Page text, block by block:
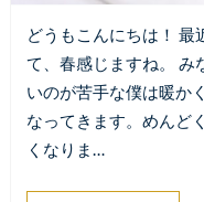
どうもこんにちは！ 最
て、春感じますね。 み
いのが苦手な僕は暖か
なってきます。めんど
くなりま…